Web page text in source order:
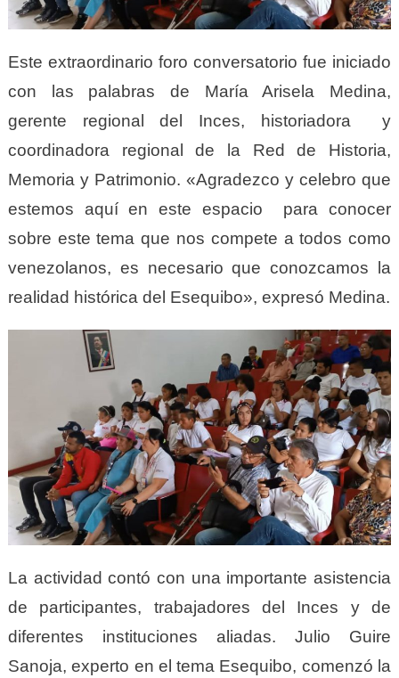
Este extraordinario foro conversatorio fue iniciado
con las palabras de María Arisela Medina,
gerente regional del Inces, historiadora y
coordinadora regional de la Red de Historia,
Memoria y Patrimonio. «Agradezco y celebro que
estemos aquí en este espacio para conocer
sobre este tema que nos compete a todos como
venezolanos, es necesario que conozcamos la
realidad histórica del Esequibo», expresó Medina.
La actividad contó con una importante asistencia
de participantes, trabajadores del Inces y de
diferentes instituciones aliadas. Julio Guire
Sanoja, experto en el tema Esequibo, comenzó la